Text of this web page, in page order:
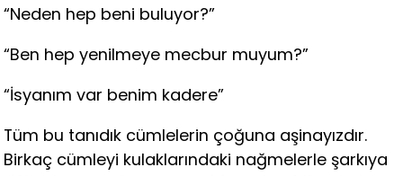
“Neden hep beni buluyor?”
“Ben hep yenilmeye mecbur muyum?”
“İsyanım var benim kadere”
Tüm bu tanıdık cümlelerin çoğuna aşinayızdır.
Birkaç cümleyi kulaklarındaki nağmelerle şarkıya